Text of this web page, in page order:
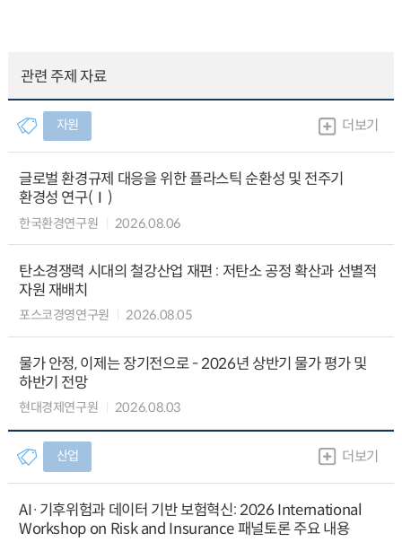
관련 주제 자료
자원 더보기
글로벌 환경규제 대응을 위한 플라스틱 순환성 및 전주기
환경성 연구(Ⅰ)
한국환경연구원 2026.08.06
탄소경쟁력 시대의 철강산업 재편 : 저탄소 공정 확산과 선별적
자원 재배치
포스코경영연구원 2026.08.05
물가 안정, 이제는 장기전으로 - 2026년 상반기 물가 평가 및
하반기 전망
현대경제연구원 2026.08.03
산업 더보기
AI·기후위험과 데이터 기반 보험혁신: 2026 International
Workshop on Risk and Insurance 패널토론 주요 내용